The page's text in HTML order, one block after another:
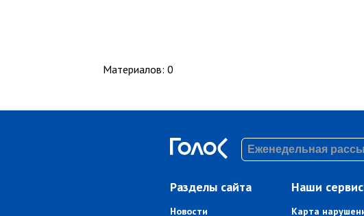
Материалов: 0
Разделы сайта
Новости
Наши
Карта